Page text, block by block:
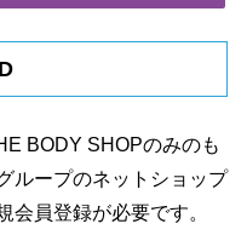
BODY SHOPのみのも
ループのネットショップ
会員登録が必要です。